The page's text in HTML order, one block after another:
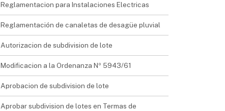
Reglamentacion para Instalaciones Electricas
Reglamentación de canaletas de desagüe pluvial
Autorizacion de subdivision de lote
Modificacion a la Ordenanza Nº 5943/61
Aprobacion de subdivision de lote
Aprobar subdivision de lotes en Termas de